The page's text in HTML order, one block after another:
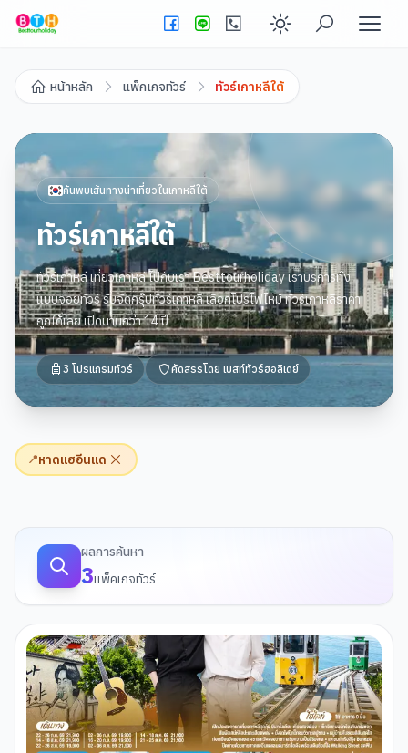
Enable dark
หน้าหลัก แพ็กเกจทัวร์ ทัวร์เกาหลีใต้
ค้นพบเส้นทางน่าเที่ยวในเกาหลีใต้
ทัวร์เกาหลีใต้
ทัวร์เกาหลี เที่ยวเกาหลี ไปกับเรา Besttourholiday เราบริการทั้ง
แบบจอยทัวร์ รับจัดกรุ๊ปทัวร์เกาหลี เลือกโปรไฟไหม้ ทัวร์เกาหลีราคา
ถูกได้เลย เปิดนานกว่า 14 ปี
3 โปรแกรมทัวร์ คัดสรรโดย เบสท์ทัวร์ฮอลิเดย์
📍หาดแฮอีนแด
ผลการค้นหา
3แพ็คเกจทัวร์